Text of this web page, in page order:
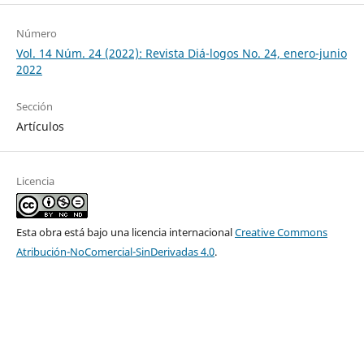
Número
Vol. 14 Núm. 24 (2022): Revista Diá-logos No. 24, enero-junio
2022
Sección
Artículos
Licencia
Esta obra está bajo una licencia internacionalCreative Commons
Atribución-NoComercial-SinDerivadas 4.0.